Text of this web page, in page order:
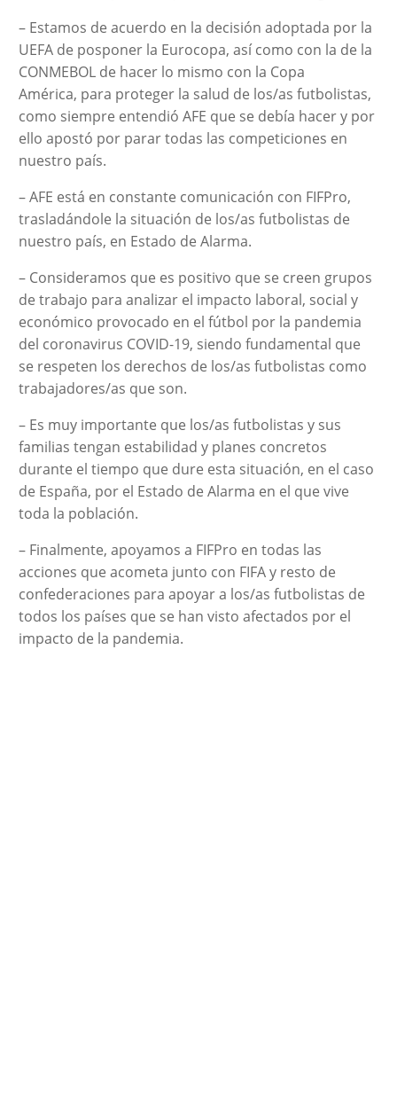
– Estamos de acuerdo en la decisión adoptada por la
UEFA de posponer la Eurocopa, así como con la de la
CONMEBOL de hacer lo mismo con la Copa
América, para proteger la salud de los/as futbolistas,
como siempre entendió AFE que se debía hacer y por
ello apostó por parar todas las competiciones en
nuestro país.
– AFE está en constante comunicación con FIFPro,
trasladándole la situación de los/as futbolistas de
nuestro país, en Estado de Alarma.
– Consideramos que es positivo que se creen grupos
de trabajo para analizar el impacto laboral, social y
económico provocado en el fútbol por la pandemia
del coronavirus COVID-19, siendo fundamental que
se respeten los derechos de los/as futbolistas como
trabajadores/as que son.
– Es muy importante que los/as futbolistas y sus
familias tengan estabilidad y planes concretos
durante el tiempo que dure esta situación, en el caso
de España, por el Estado de Alarma en el que vive
toda la población.
– Finalmente, apoyamos a FIFPro en todas las
acciones que acometa junto con FIFA y resto de
confederaciones para apoyar a los/as futbolistas de
todos los países que se han visto afectados por el
impacto de la pandemia.